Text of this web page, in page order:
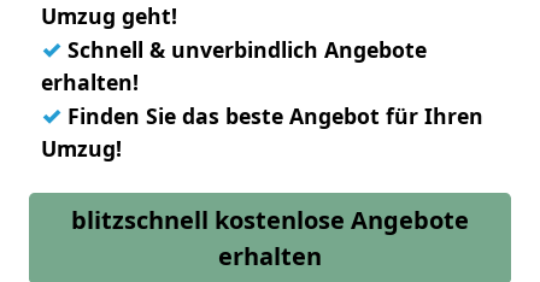
Umzug geht!
✓ Schnell & unverbindlich Angebote
erhalten!
✓ Finden Sie das beste Angebot für Ihren
Umzug!
blitzschnell kostenlose Angebote
erhalten